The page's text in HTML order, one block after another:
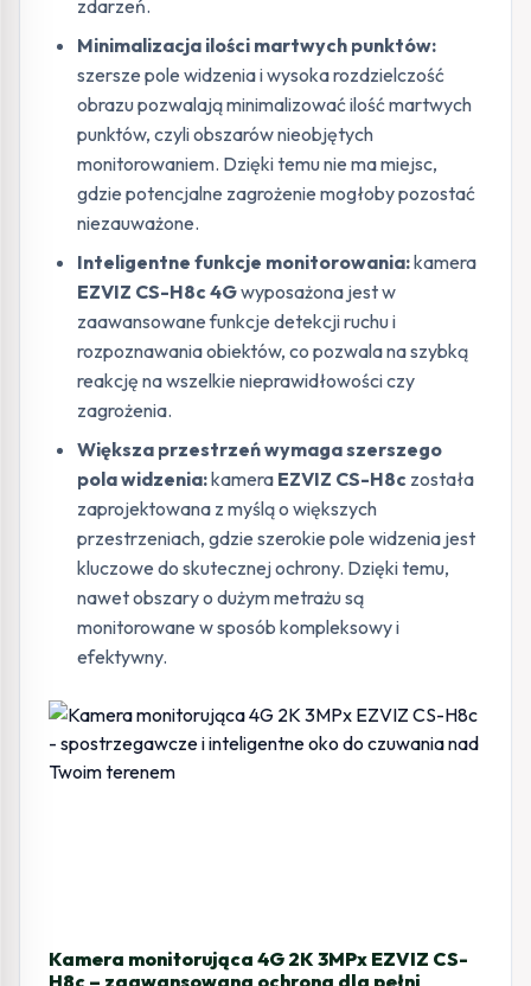
zdarzeń.
Minimalizacja ilości martwych punktów:
szersze pole widzenia i wysoka rozdzielczość
obrazu pozwalają minimalizować ilość martwych
punktów, czyli obszarów nieobjętych
monitorowaniem. Dzięki temu nie ma miejsc,
gdzie potencjalne zagrożenie mogłoby pozostać
niezauważone.
Inteligentne funkcje monitorowania:kamera
EZVIZ CS-H8c 4Gwyposażona jest w
zaawansowane funkcje detekcji ruchu i
rozpoznawania obiektów, co pozwala na szybką
reakcję na wszelkie nieprawidłowości czy
zagrożenia.
Większa przestrzeń wymaga szerszego
pola widzenia:kamera EZVIZ CS-H8c została
zaprojektowana z myślą o większych
przestrzeniach, gdzie szerokie pole widzenia jest
kluczowe do skutecznej ochrony. Dzięki temu,
nawet obszary o dużym metrażu są
monitorowane w sposób kompleksowy i
efektywny.
Kamera monitorująca 4G 2K 3MPx EZVIZ CS-
H8c – zaawansowana ochrona dla pełni